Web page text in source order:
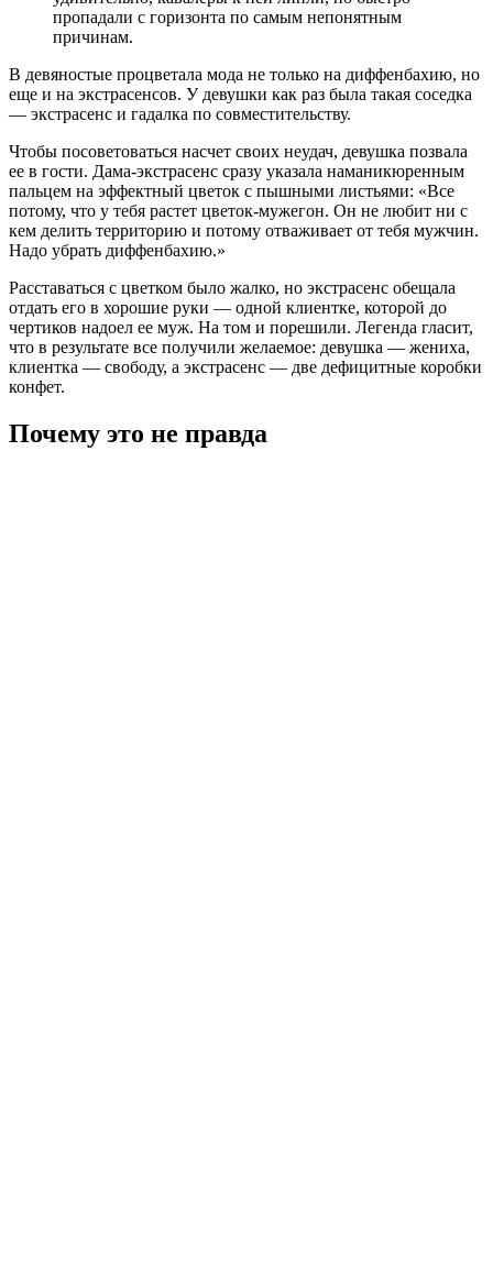
пропадали с горизонта по самым непонятным
причинам.
В девяностые процветала мода не только на диффенбахию, но
еще и на экстрасенсов. У девушки как раз была такая соседка
— экстрасенс и гадалка по совместительству.
Чтобы посоветоваться насчет своих неудач, девушка позвала
ее в гости. Дама-экстрасенс сразу указала наманикюренным
пальцем на эффектный цветок с пышными листьями: «Все
потому, что у тебя растет цветок-мужегон. Он не любит ни с
кем делить территорию и потому отваживает от тебя мужчин.
Надо убрать диффенбахию.»
Расставаться с цветком было жалко, но экстрасенс обещала
отдать его в хорошие руки — одной клиентке, которой до
чертиков надоел ее муж. На том и порешили. Легенда гласит,
что в результате все получили желаемое: девушка — жениха,
клиентка — свободу, а экстрасенс — две дефицитные коробки
конфет.
Почему это не правда